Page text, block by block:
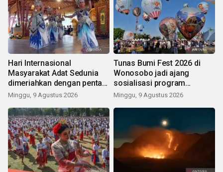
Hari Internasional
Masyarakat Adat Sedunia
dimeriahkan dengan pentas
seni budaya Bali
Minggu, 9 Agustus 2026
Tunas Bumi Fest 2026 di
Wonosobo jadi ajang
sosialisasi program
pemerintah lewat balon
Minggu, 9 Agustus 2026